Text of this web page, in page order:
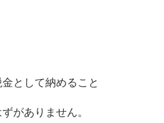
として納めること
がありません。